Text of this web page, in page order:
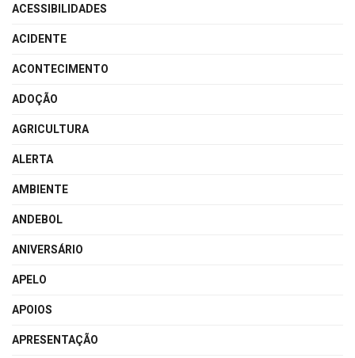
ACESSIBILIDADES
ACIDENTE
ACONTECIMENTO
ADOÇÃO
AGRICULTURA
ALERTA
AMBIENTE
ANDEBOL
ANIVERSÁRIO
APELO
APOIOS
APRESENTAÇÃO